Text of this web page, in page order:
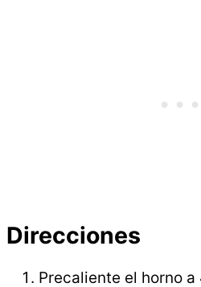
Direcciones
Precaliente el horno a